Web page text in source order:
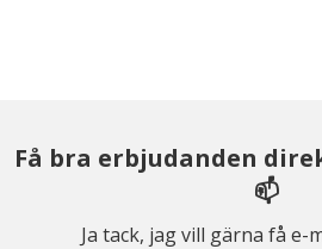
Få bra erbjudanden
📫
Ja tack, jag vill gärna få e-